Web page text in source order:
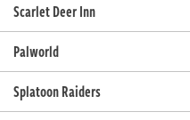
Scarlet Deer Inn
Palworld
Splatoon Raiders